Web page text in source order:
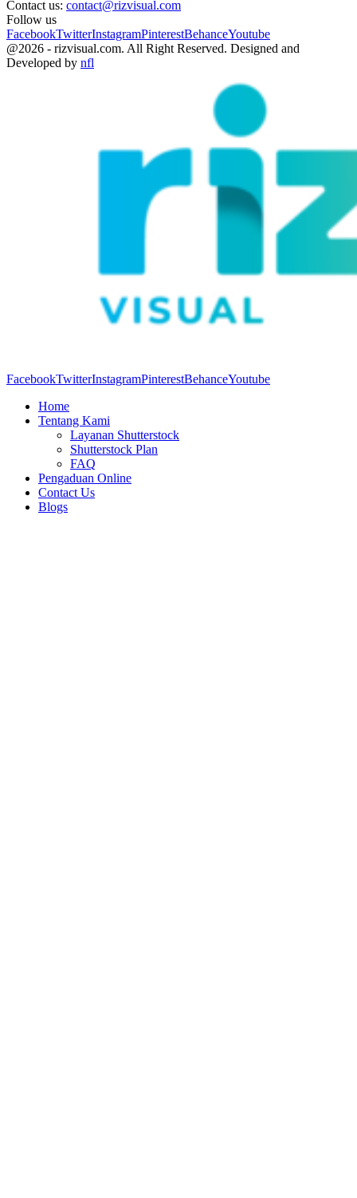
Contact us: contact@rizvisual.com
Follow us
FacebookTwitterInstagramPinterestBehanceYoutube
@2026 - rizvisual.com. All Right Reserved. Designed and
Developed by nfl
FacebookTwitterInstagramPinterestBehanceYoutube
Home
Tentang Kami
Layanan Shutterstock
Shutterstock Plan
FAQ
Pengaduan Online
Contact Us
Blogs